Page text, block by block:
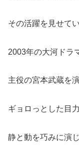
その活躍を見せてい
2003年の大河ドラ
主役の宮本武蔵を
ギョロっとした目
静と動を巧みに演